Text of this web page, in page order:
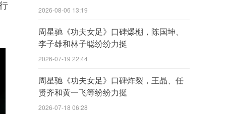
2026-08-06 13:19
周星驰《功夫女足》口碑爆棚，陈国坤、
李子雄和林子聪纷纷力挺
2026-07-19 22:44
周星驰《功夫女足》口碑炸裂，王晶、任
贤齐和黄一飞等纷纷力挺
2026-07-18 06:28